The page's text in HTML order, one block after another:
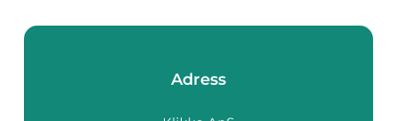
Adress